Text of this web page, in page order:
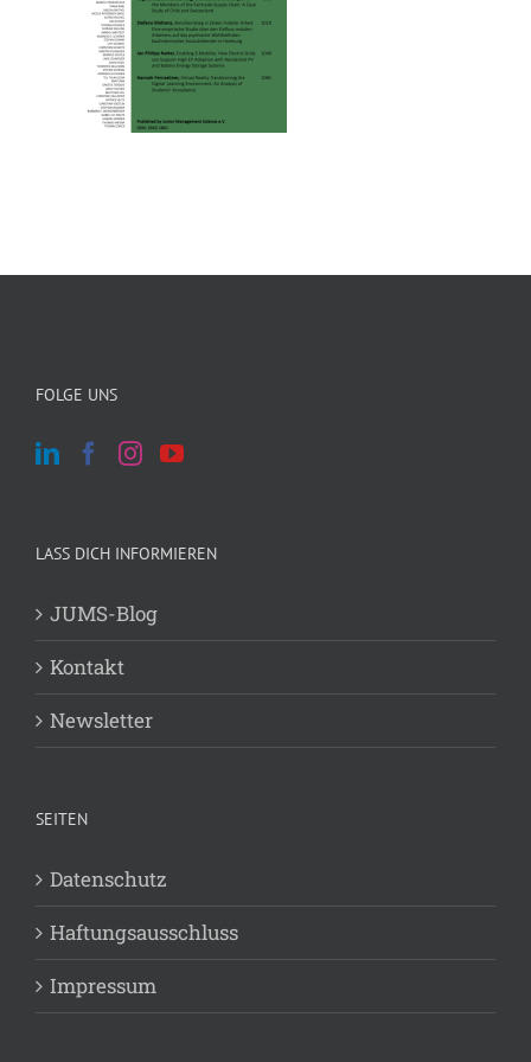
FOLGE UNS
LASS DICH INFORMIEREN
JUMS-Blog
Kontakt
Newsletter
SEITEN
Datenschutz
Haftungsausschluss
Impressum